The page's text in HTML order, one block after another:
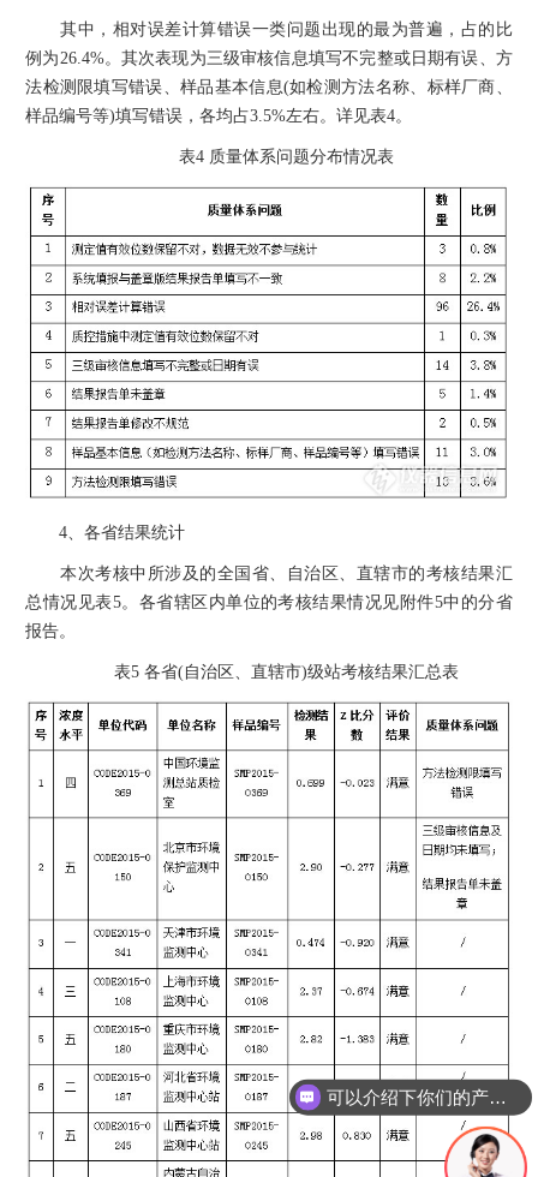
其中，相对误差计算错误一类问题出现的最为普遍，占的比
例为26.4%。其次表现为三级审核信息填写不完整或日期有误、方
法检测限填写错误、样品基本信息(如检测方法名称、标样厂商、
样品编号等)填写错误，各均占3.5%左右。详见表4。
表4 质量体系问题分布情况表
4、各省结果统计
本次考核中所涉及的全国省、自治区、直辖市的考核结果汇
总情况见表5。各省辖区内单位的考核结果情况见附件5中的分省
报告。
表5 各省(自治区、直辖市)级站考核结果汇总表
你们是怎么收费的呢